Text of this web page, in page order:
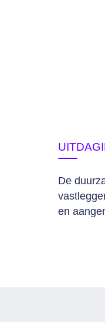
De
en